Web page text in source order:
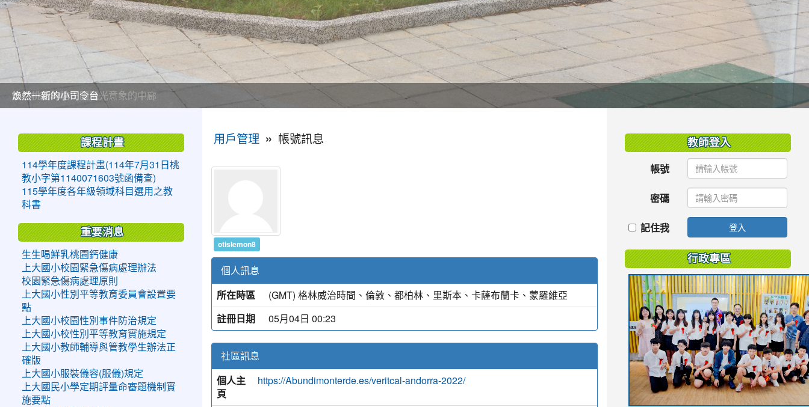
美麗的操場是我們活力的來源
美麗的操場是我們活力的來源
煥然一新的小司令台
煥然一新的小司令台
富含桃園埤塘田園風光意象的中廊
富含桃園埤塘田園風光意象的中廊
嶄新的中庭廣場
嶄新的中庭廣場
水生池生生不息
水生池生生不息
用戶管理 » 帳號訊息
otislemon8
個人訊息
所在時區
(GMT) 格林威治時間、倫敦、都柏林、里斯本、卡薩布蘭卡、蒙羅維亞
註冊日期
05月04日 00:23
社區訊息
個人主
頁
https://Abundimonterde.es/veritcal-andorra-2022/
課程計畫
114學年度課程計畫(114年7月31日桃
教小字第1140071603號函備查)
115學年度各年級領域科目選用之教
科書
重要消息
生生喝鮮乳桃園鈣健康
上大國小校園緊急傷病處理辦法
校園緊急傷病處理原則
上大國小性別平等教育委員會設置要
點
上大國小校園性別事件防治規定
上大國小校性別平等教育實施規定
上大國小教師輔導與管教學生辦法正
確版
上大國小服裝儀容(服儀)規定
上大國民小學定期評量命審題機制實
施要點
教師登入
帳號
密碼
記住我 登入
行政專區